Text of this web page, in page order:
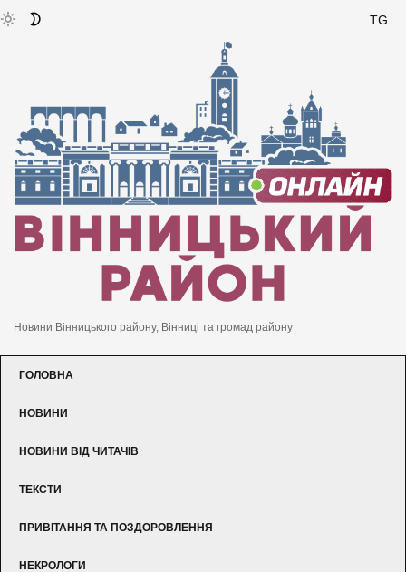
TG
Новини Вінницького району, Вінниці та громад району
ГОЛОВНА
НОВИНИ
НОВИНИ ВІД ЧИТАЧІВ
ТЕКСТИ
ПРИВІТАННЯ ТА ПОЗДОРОВЛЕННЯ
НЕКРОЛОГИ